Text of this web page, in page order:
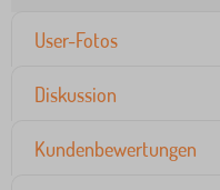
User-Fotos
Diskussion
Kundenbewertungen